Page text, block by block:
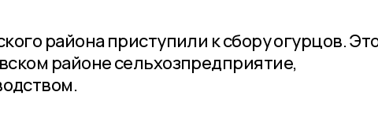
района приступили к сбору огурцов.
районе сельхозпредприятие,